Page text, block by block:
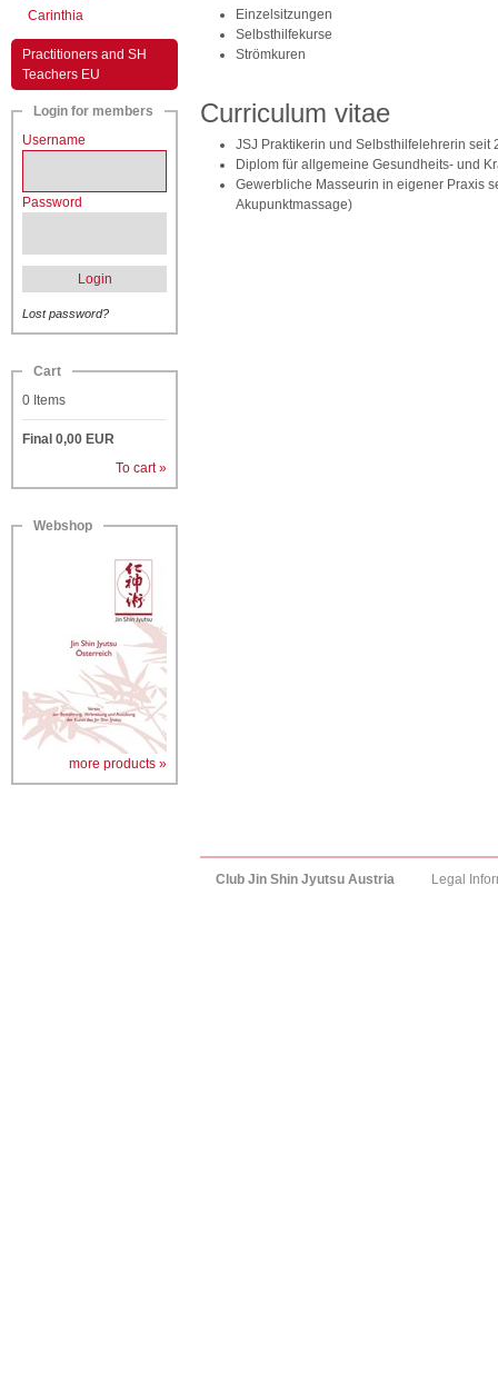
Carinthia
Practitioners and SH
Teachers EU
Login for members
Username
Password
Login
Lost password?
Cart
0 Items
Final 0,00 EUR
To cart »
Webshop
more products »
Einzelsitzungen
Selbsthilfekurse
Strömkuren
Curriculum vitae
JSJ Praktikerin und Selbsthilfelehrerin seit
Diplom für allgemeine Gesundheits- und
Gewerbliche Masseurin in eigener Praxis
Akupunktmassage)
Club Jin Shin Jyutsu Austria Legal